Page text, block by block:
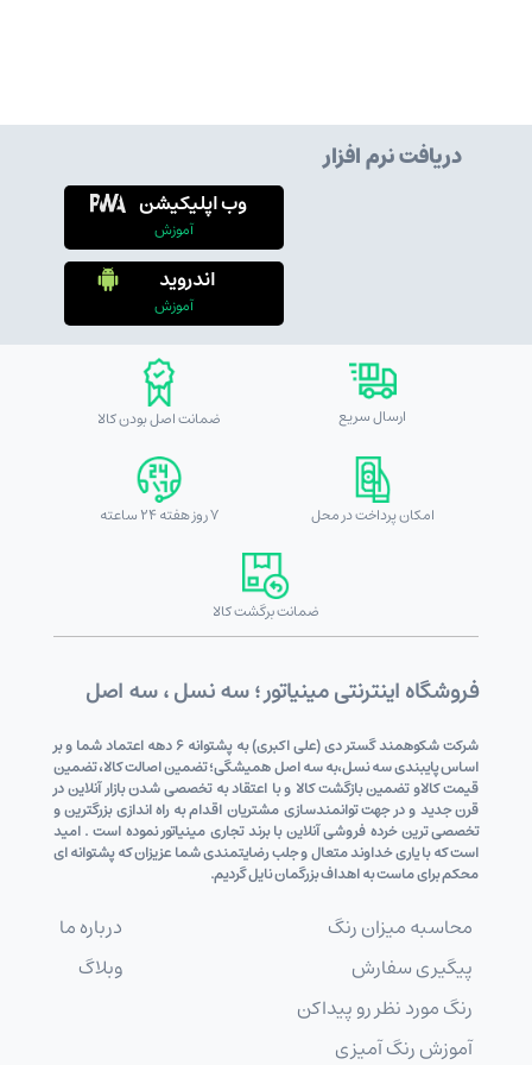
دریافت نرم افزار
وب اپلیکیشن
آموزش
اندروید
آموزش
ارسال سریع ضمانت اصل بودن کالا
امکان پرداخت در محل 7 روز هفته 24 ساعته
ضمانت برگشت کالا
فروشگاه اینترنتی مینیاتور ؛ سه نسل ، سه اصل
شرکت شکوهمند گستر دی (علی اکبری) به پشتوانه 6 دهه اعتماد شما و بر
اساس پایبندی سه نسل،به سه اصل همیشگی؛ تضمین اصالت کالا، تضمین
قیمت کالاو تضمین بازگشت کالا و با اعتقاد به تخصصی شدن بازار آنلاین در
قرن جدید و در جهت توانمندسازی مشتریان اقدام به راه اندازی بزرگترین و
تخصصی ترین خرده فروشی آنلاین با برند تجاری مینیاتور نموده است . امید
است که با یاری خداوند متعال و جلب رضایتمندی شما عزیزان که پشتوانه ای
محکم برای ماست به اهداف بزرگمان نایل گردیم.
محاسبه میزان رنگ
پیگیری سفارش
رنگ مورد نظر رو پیداکن
آموزش رنگ آمیزی
درباره ما
وبلاگ